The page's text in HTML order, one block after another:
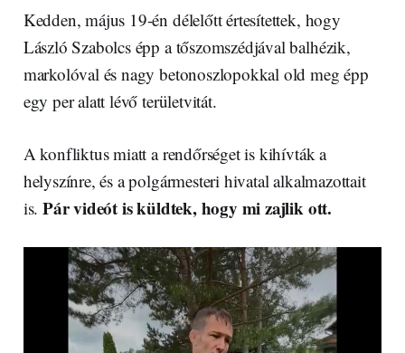
Kedden, május 19-én délelőtt értesítettek, hogy
László Szabolcs épp a tőszomszédjával balhézik,
markolóval és nagy betonoszlopokkal old meg épp
egy per alatt lévő területvitát.
A konfliktus miatt a rendőrséget is kihívták a
helyszínre, és a polgármesteri hivatal alkalmazottait
is. Pár videót is küldtek, hogy mi zajlik ott.